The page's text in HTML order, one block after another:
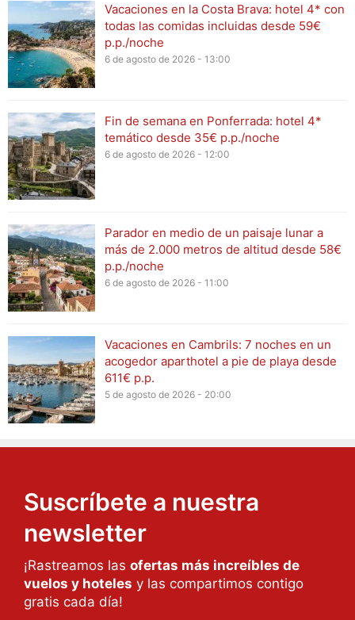
Vacaciones en la Costa Brava: hotel 4* con
todas las comidas incluidas desde 59€
p.p./noche
6 de agosto de 2026 - 13:00
Fin de semana en Ponferrada: hotel 4*
temático desde 35€ p.p./noche
6 de agosto de 2026 - 12:00
Parador en medio de un paisaje lunar a
más de 2.000 metros de altitud desde 58€
p.p./noche
6 de agosto de 2026 - 11:00
Vacaciones en Cambrils: 7 noches en un
acogedor aparthotel a pie de playa desde
611€ p.p.
5 de agosto de 2026 - 20:00
Suscríbete a nuestra
newsletter
¡Rastreamos las ofertas más increíbles de
vuelos y hoteles y las compartimos contigo
gratis cada día!